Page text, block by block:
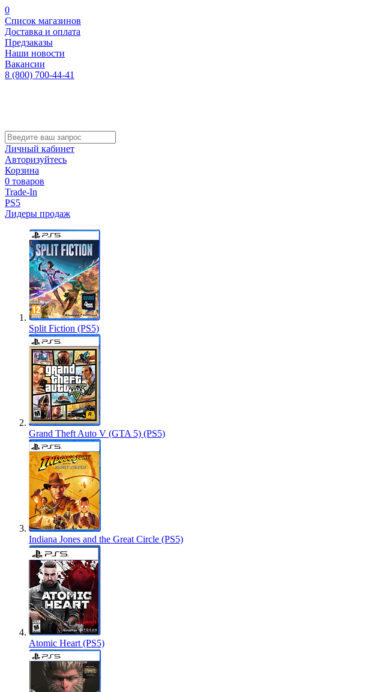
0
Список магазинов
Доставка и оплата
Предзаказы
Наши новости
Вакансии
8 (800) 700-44-41
Личный кабинет
Авторизуйтесь
Корзина
0 товаров
Trade-In
PS5
Лидеры продаж
Split Fiction (PS5)
Grand Theft Auto V (GTA 5) (PS5)
Indiana Jones and the Great Circle (PS5)
Atomic Heart (PS5)